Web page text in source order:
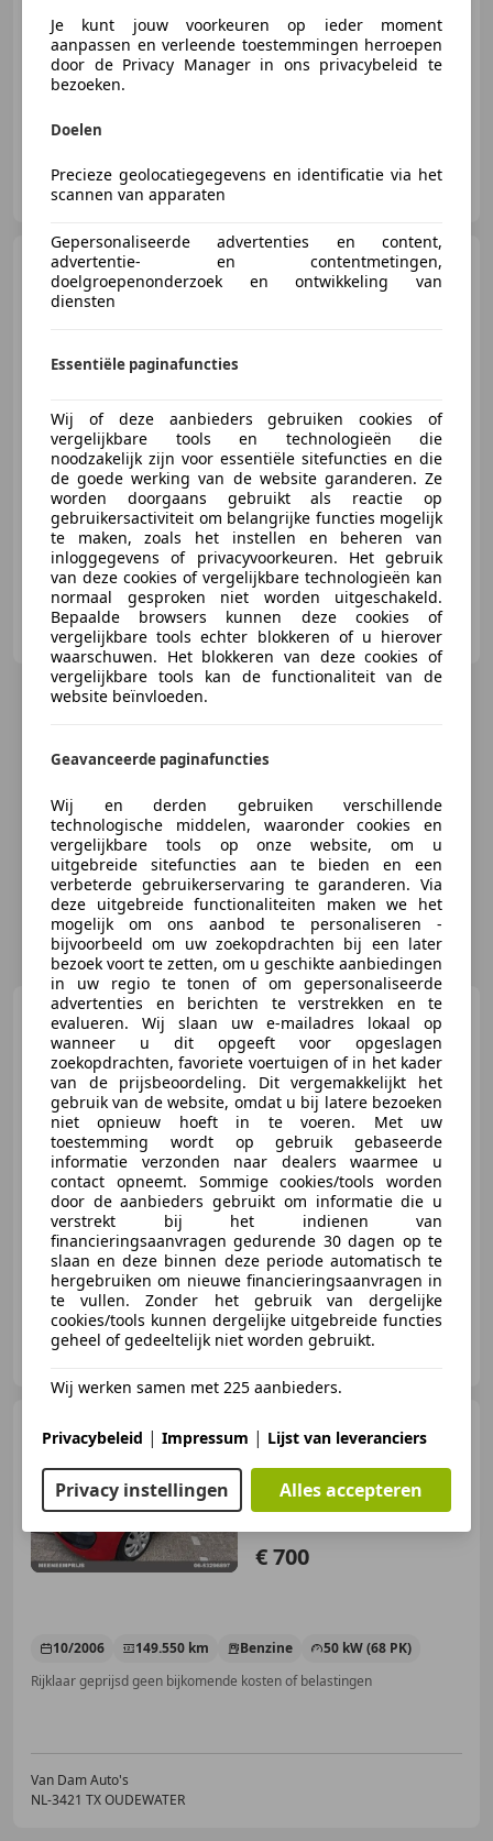
01/2012 197.263 km Benzine
88 kW (120 PK)
Autohandel Beekman
NL-8211 AB LELYSTAD
Citroen C11.0 Collection
AIRCO | 1e EIGENAAR |
04/2013 107.071 km Benzine
50 kW (68 PK)
Pro Car Center
NL-2675 BX HONSELERSDIJK
Citroen C4 Cactus1.2
PureTech Business Trekhaak PDC
Navigatie Mooi!
€ 5.494
07/2015 175.146 km Benzine
60 kW (82 PK)
Van Den Boog Automotive
Citroen C1
Export/Hobby koppeling hoog
€ 700
10/2006 149.550 km Benzine
50 kW (68 PK)
Rijklaar geprijsd geen bijkomende kosten of belastingen
Van Dam Auto's
NL-3421 TX OUDEWATER
Je kunt jouw voorkeuren op ieder moment
aanpassen en verleende toestemmingen herroepen
door de Privacy Manager in ons privacybeleid te
bezoeken.
Doelen
Precieze geolocatiegegevens en identificatie via het
scannen van apparaten
Gepersonaliseerde advertenties en content,
advertentie- en contentmetingen,
doelgroepenonderzoek en ontwikkeling van
diensten
Essentiële paginafuncties
Wij of deze aanbieders gebruiken cookies of
vergelijkbare tools en technologieën die
noodzakelijk zijn voor essentiële sitefuncties en die
de goede werking van de website garanderen. Ze
worden doorgaans gebruikt als reactie op
gebruikersactiviteit om belangrijke functies mogelijk
te maken, zoals het instellen en beheren van
inloggegevens of privacyvoorkeuren. Het gebruik
van deze cookies of vergelijkbare technologieën kan
normaal gesproken niet worden uitgeschakeld.
Bepaalde browsers kunnen deze cookies of
vergelijkbare tools echter blokkeren of u hierover
waarschuwen. Het blokkeren van deze cookies of
vergelijkbare tools kan de functionaliteit van de
website beïnvloeden.
Geavanceerde paginafuncties
Wij en derden gebruiken verschillende
technologische middelen, waaronder cookies en
vergelijkbare tools op onze website, om u
uitgebreide sitefuncties aan te bieden en een
verbeterde gebruikerservaring te garanderen. Via
deze uitgebreide functionaliteiten maken we het
mogelijk om ons aanbod te personaliseren -
bijvoorbeeld om uw zoekopdrachten bij een later
bezoek voort te zetten, om u geschikte aanbiedingen
in uw regio te tonen of om gepersonaliseerde
advertenties en berichten te verstrekken en te
evalueren. Wij slaan uw e-mailadres lokaal op
wanneer u dit opgeeft voor opgeslagen
zoekopdrachten, favoriete voertuigen of in het kader
van de prijsbeoordeling. Dit vergemakkelijkt het
gebruik van de website, omdat u bij latere bezoeken
niet opnieuw hoeft in te voeren. Met uw
toestemming wordt op gebruik gebaseerde
informatie verzonden naar dealers waarmee u
contact opneemt. Sommige cookies/tools worden
door de aanbieders gebruikt om informatie die u
verstrekt bij het indienen van
financieringsaanvragen gedurende 30 dagen op te
slaan en deze binnen deze periode automatisch te
hergebruiken om nieuwe financieringsaanvragen in
te vullen. Zonder het gebruik van dergelijke
cookies/tools kunnen dergelijke uitgebreide functies
geheel of gedeeltelijk niet worden gebruikt.
Wij werken samen met 225 aanbieders.
Privacybeleid | Impressum | Lijst van leveranciers
Privacy instellingen Alles accepteren